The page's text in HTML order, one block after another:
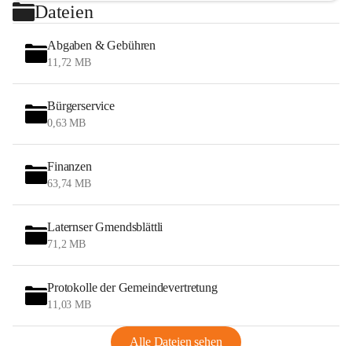
Dateien
Abgaben & Gebühren
11,72 MB
Bürgerservice
0,63 MB
Finanzen
63,74 MB
Laternser Gmendsblättli
71,2 MB
Protokolle der Gemeindevertretung
11,03 MB
Alle Dateien sehen